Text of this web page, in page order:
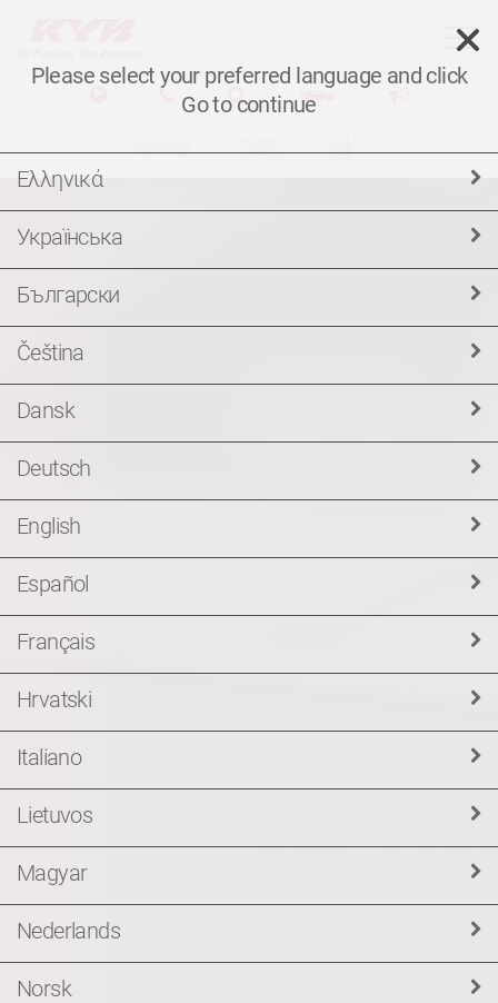
Please select your preferred language and click
Go to continue
Ελληνικά
Українська
Български
Čeština
Dansk
Deutsch
English
Español
Français
Hrvatski
Italiano
Lietuvos
Magyar
Nederlands
Norsk